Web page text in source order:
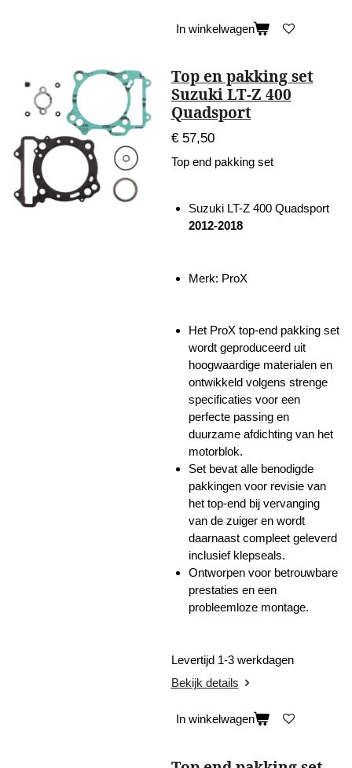
In winkelwagen
Top en pakking set
Suzuki LT-Z 400
Quadsport
€ 57,50
Top end pakking set
Suzuki LT-Z 400 Quadsport
2012-2018
Merk: ProX
Het ProX top-end pakking set
wordt geproduceerd uit
hoogwaardige materialen en
ontwikkeld volgens strenge
specificaties voor een
perfecte passing en
duurzame afdichting van het
motorblok.
Set bevat alle benodigde
pakkingen voor revisie van
het top-end bij vervanging
van de zuiger en wordt
daarnaast compleet geleverd
inclusief klepseals.
Ontworpen voor betrouwbare
prestaties en een
probleemloze montage.
Levertijd 1-3 werkdagen
Bekijk details
In winkelwagen